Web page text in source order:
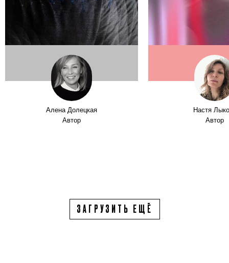
Алена Долецкая
Автор
Настя
Автор
ЗАГРУЗИТЬ ЕЩЁ